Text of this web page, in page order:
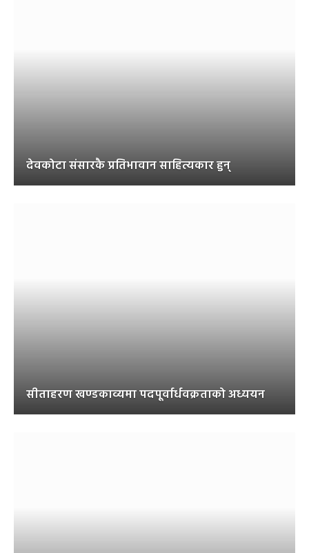
देवकोटा संसारकै प्रतिभावान साहित्यकार हुन्
सीताहरण खण्डकाव्यमा पदपूर्वार्धवक्रताको अध्ययन